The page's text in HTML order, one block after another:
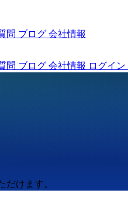
問 ブログ 会社情報
問 ブログ 会社情報 ログイン
けます。